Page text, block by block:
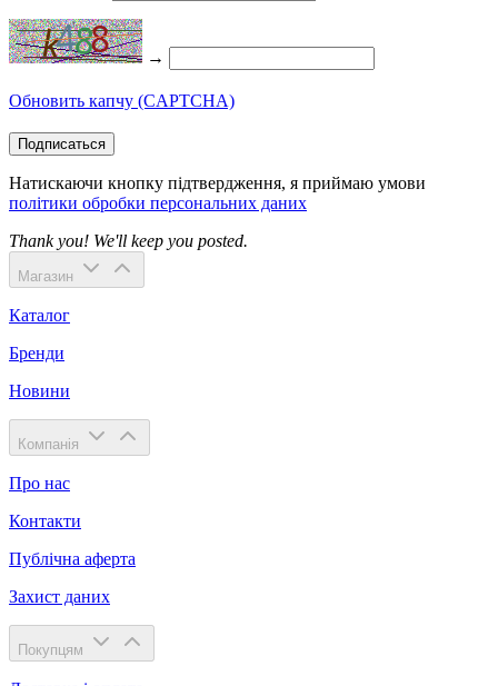
→
Обновить капчу (CAPTCHA)
Подписаться
Натискаючи кнопку підтвердження, я приймаю умови
політики обробки персональних даних
Thank you! We'll keep you posted.
Магазин
Каталог
Бренди
Новини
Компанія
Про нас
Контакти
Публічна аферта
Захист даних
Покупцям